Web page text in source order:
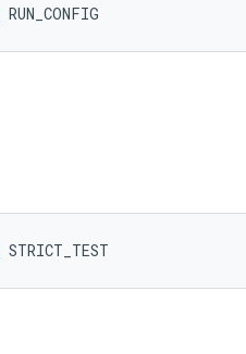
RUN_CONFIG
STRICT_TEST